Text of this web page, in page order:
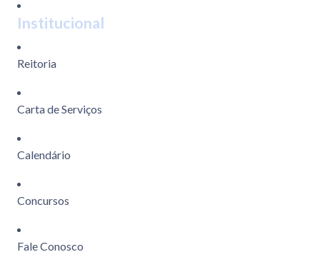
Institucional
Reitoria
Carta de Serviços
Calendário
Concursos
Fale Conosco